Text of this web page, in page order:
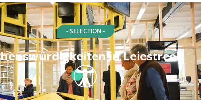
- SELECTION -
in Leiestreek